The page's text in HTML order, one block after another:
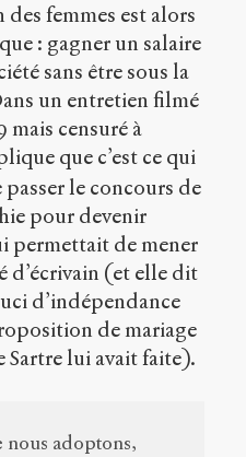
femmes est alors
: gagner un salaire
sans être sous la
un entretien filmé
mais censuré à
que c’est ce qui
le concours de
pour devenir
permettait de mener
d’écrivain (et elle dit
d’indépendance
de mariage
Sartre lui avait faite).
nous adoptons,